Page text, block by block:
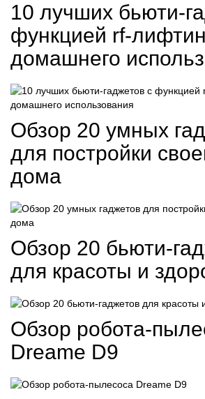
10 лучших бьюти-
функцией rf-
домашнего
Обзор 20 умных
для постройки
дома
Обзор 20 бьюти-
для красоты и
Обзор робота-
Dreame D9